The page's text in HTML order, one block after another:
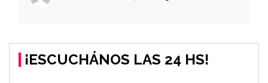
¡ESCUCHÁNOS LAS 24 HS!